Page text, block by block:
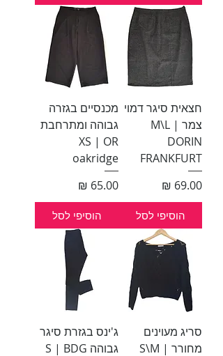
חצאית סיגר דמוי
צמר M\L |
DORIN
FRANKFURT
מחיר
הוסיפי לסל
מכנסיים בגזרה
גבוהה ומתרחבת
XS | OR
oakridge
מחיר
הוסיפי לסל
סריג מעוינים
מחורר | S\M
ג'ינס בגזרת סיגר
גבוהה S | BDG